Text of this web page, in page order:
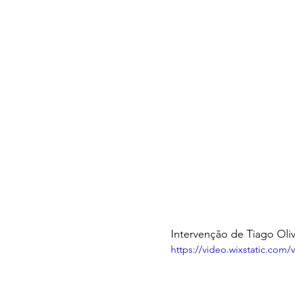
Intervenção de Tiago
https://video.wixstatic.com/